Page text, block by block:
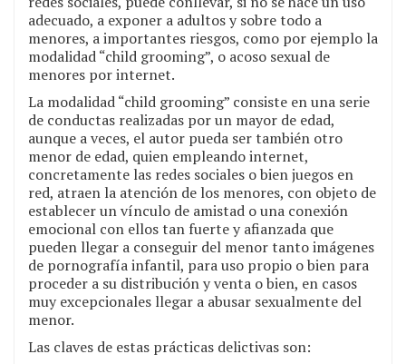
adecuado, a exponer a adultos y sobre todo a
menores, a importantes riesgos, como por ejemplo la
modalidad “child grooming”, o acoso sexual de
menores por internet.
La modalidad “child grooming” consiste en una serie
de conductas realizadas por un mayor de edad,
aunque a veces, el autor pueda ser también otro
menor de edad, quien empleando internet,
concretamente las redes sociales o bien juegos en
red, atraen la atención de los menores, con objeto de
establecer un vínculo de amistad o una conexión
emocional con ellos tan fuerte y afianzada que
pueden llegar a conseguir del menor tanto imágenes
de pornografía infantil, para uso propio o bien para
proceder a su distribución y venta o bien, en casos
muy excepcionales llegar a abusar sexualmente del
menor.
Las claves de estas prácticas delictivas son: